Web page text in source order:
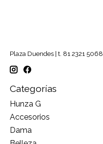
Plaza Duendes | t. 81 2321 5068
Categorías
Hunza G
Accesorios
Dama